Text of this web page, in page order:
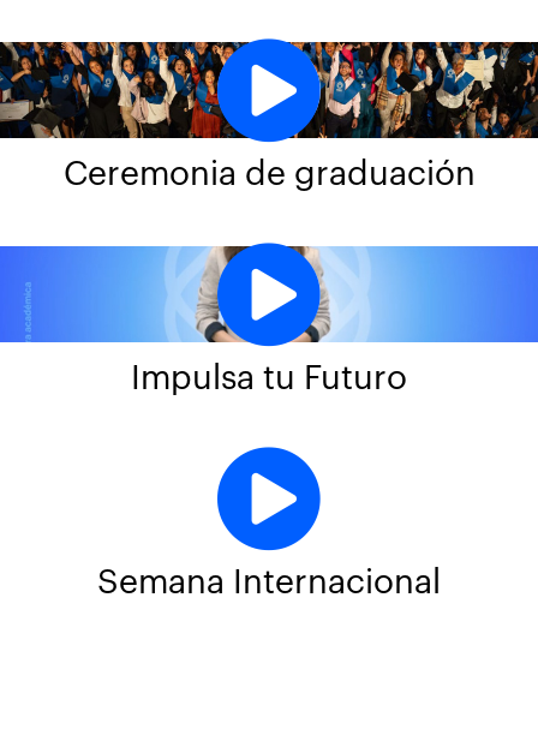
Ceremonia de graduación
Impulsa tu Futuro
Semana Internacional